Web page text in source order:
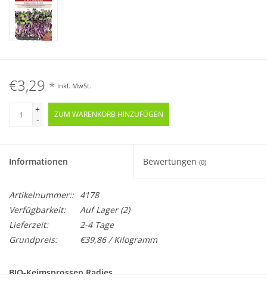
€3,29 * Inkl. MwSt.
+
-
ZUM WARENKORB HINZUFÜGEN
Informationen Bewertungen (0)
Artikelnummer:: 4178
Verfügbarkeit:
Auf Lager(2)
Lieferzeit:
2-4 Tage
Grundpreis:
€39,86 / Kilogramm
BIO-Keimsprossen Radies